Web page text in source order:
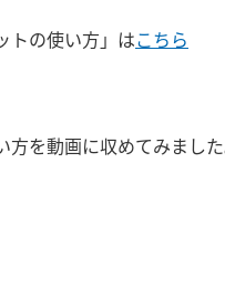
の使い方」はこちら
を動画に収めてみました